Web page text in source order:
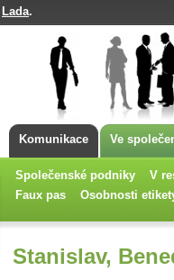
Lada.
Komunikace Ve
Společenské podniky
V
Faux pas
Osobnosti
Stanislav,